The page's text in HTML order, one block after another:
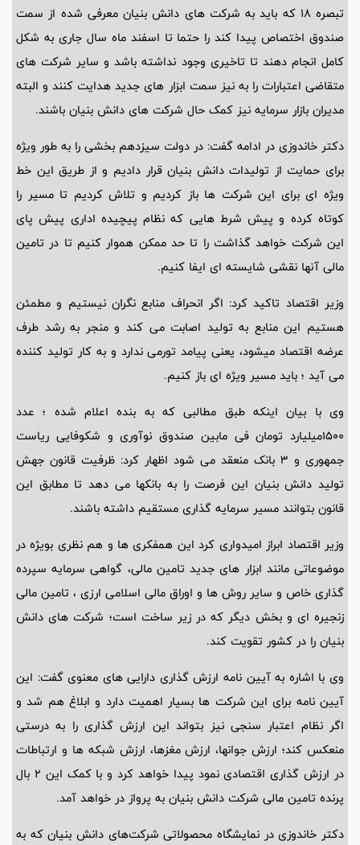
تبصره 18 که باید به شرکت های دانش بنیان معرفی شده از سمت
صندوق اختصاص پیدا کند را حتما تا اسفند ماه سال جاری به شکل
کامل انجام دهند تا تاخیری وجود نداشته باشد و سایر شرکت های
متقاضی اعتبارات را به نیز سمت ابزار های جدید هدایت کنند و البته
مدیران بازار سرمایه نیز کمک حال شرکت های دانش بنیان باشند.
دکتر خاندوزی در ادامه گفت: در دولت سیزدهم بخشی را به طور ویژه
برای حمایت از تولیدات دانش بنیان قرار دادیم و از طریق این خط
ویژه ای برای این شرکت ها باز کردیم و تلاش کردیم تا مسیر را
کوتاه کرده و پیش شرط هایی که نظام پیچیده اداری پیش پای
این شرکت خواهد گذاشت را تا حد ممکن هموار کنیم تا در تامین
مالی آنها نقشی شایسته ای ایفا کنیم.
وزیر اقتصاد تاکید کرد: اگر انحراف منابع نگران نیستیم و مطمئن
هستیم این منابع به تولید اصابت می کند و منجر به رشد طرف
عرضه اقتصاد میشود، یعنی پیامد تورمی ندارد و به کار تولید کننده
می آید ؛ باید مسیر ویژه ای باز کنیم.
وی با بیان اینکه طبق مطالبی که به بنده اعلام شده ؛ عدد
1500میلیارد تومان فی مابین صندوق نوآوری و شکوفایی ریاست
جمهوری و 3 بانک منعقد می شود اظهار کرد: ظرفیت قانون جهش
تولید دانش بنیان این فرصت را به بانکها می دهد تا مطابق این
قانون بتوانند مسیر سرمایه گذاری مستقیم داشته باشند.
وزیر اقتصاد ابراز امیدواری کرد این همفکری ها و هم نظری بویژه در
موضوعاتی مانند ابزار های جدید تامین مالی، گواهی سرمایه سپرده
گذاری خاص و سایر روش ها و اوراق مالی اسلامی ارزی ، تامین مالی
زنجیره ای و بخش دیگر که در زیر ساخت است؛ شرکت های دانش
بنیان را در کشور تقویت کند.
وی با اشاره به آیین نامه ارزش گذاری دارایی های معنوی گفت: این
آیین نامه برای این شرکت ها بسیار اهمیت دارد و ابلاغ هم شد و
اگر نظام اعتبار سنجی نیز بتواند این ارزش گذاری را به درستی
منعکس کند؛ ارزش جوانها، ارزش مغزها، ارزش شبکه ها و ارتباطات
در ارزش گذاری اقتصادی نمود پیدا خواهد کرد و با کمک این 2 بال
پرنده تامین مالی شرکت دانش بنیان به پرواز در خواهد آمد.
دکتر خاندوزی در نمایشگاه محصولاتی شرکت‌های دانش بنیان که به